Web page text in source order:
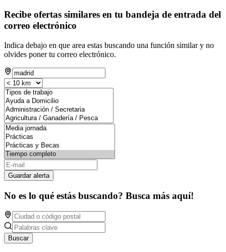
Recibe ofertas similares en tu bandeja de entrada del
correo electrónico
Indica debajo en que area estas buscando una función similar y no
olvides poner tu correo electrónico.
Guardar alerta
No es lo qué estás buscando? Busca más aquí!
Buscar